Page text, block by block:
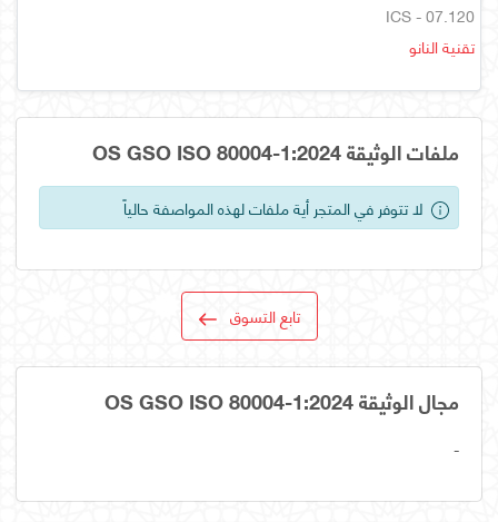
ICS - 07.120
تقنية النانو
ملفات الوثيقة OS GSO ISO 80004-1:2024
لا تتوفر في المتجر أية ملفات لهذه المواصفة حالياً
تابع التسوق
مجال الوثيقة OS GSO ISO 80004-1:2024
-